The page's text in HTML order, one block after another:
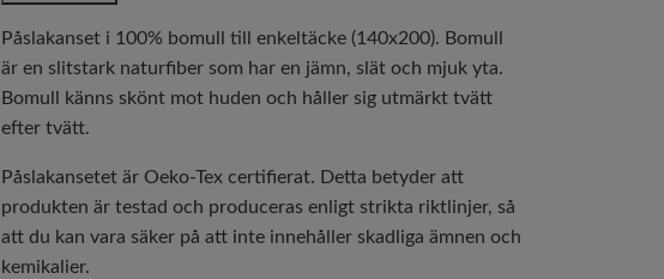
Påslakanset i 100% bomull till enkeltäcke (140x200). Bomull
är en slitstark naturfiber som har en jämn, slät och mjuk yta.
Bomull känns skönt mot huden och håller sig utmärkt tvätt
efter tvätt.
Påslakansetet är Oeko-Tex certifierat. Detta betyder att
produkten är testad och produceras enligt strikta riktlinjer, så
att du kan vara säker på att inte innehåller skadliga ämnen och
kemikalier.